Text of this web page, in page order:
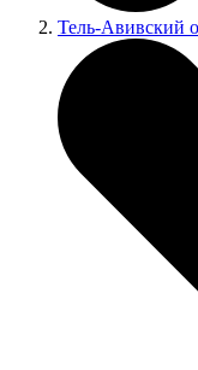
Тель-Авивский